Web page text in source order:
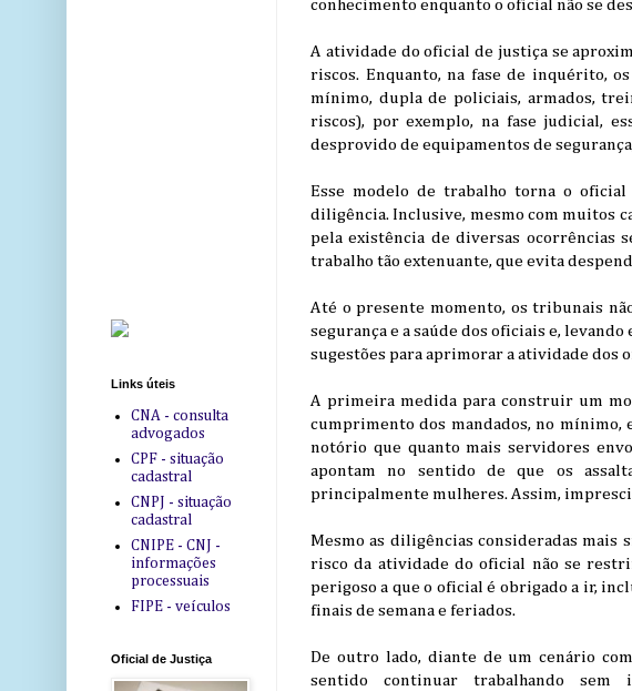
conhecimento enquanto o oficial não se
A atividade do oficial de justiça se
riscos. Enquanto, na fase de inquérito,
mínimo, dupla de policiais, armados,
riscos), por exemplo, na fase judicial,
desprovido de equipamentos de
Esse modelo de trabalho torna o
diligência. Inclusive, mesmo com muitos
pela existência de diversas ocorrências
trabalho tão extenuante, que evita
Até o presente momento, os tribunais
segurança e a saúde dos oficiais e,
sugestões para aprimorar a atividade dos
A primeira medida para construir um
cumprimento dos mandados, no mínimo,
notório que quanto mais servidores
apontam no sentido de que os
principalmente mulheres. Assim,
Mesmo as diligências consideradas mais
risco da atividade do oficial não se
perigoso a que o oficial é obrigado a ir,
finais de semana e feriados.
De outro lado, diante de um cenário
sentido continuar trabalhando sem
Links úteis
CNA - consulta
advogados
CPF - situação
cadastral
CNPJ - situação
cadastral
CNIPE - CNJ -
informações
processuais
FIPE - veículos
Oficial de Justiça